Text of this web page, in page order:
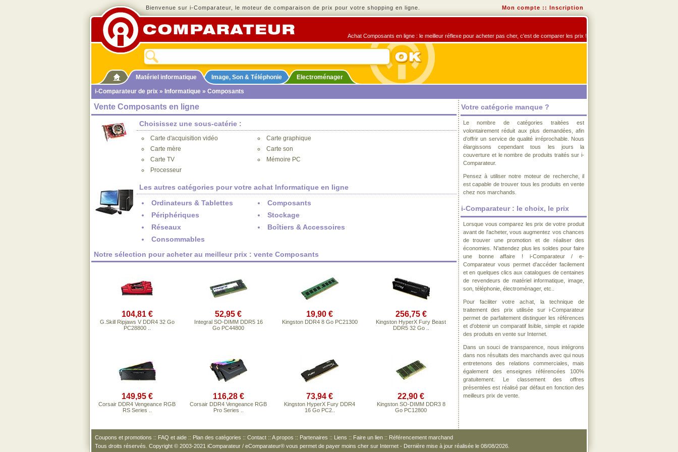
Bienvenue sur i-Comparateur, le moteur de comparaison de prix pour votre shopping en ligne. Mon compte :: Inscription
Achat Composants en ligne : le meilleur réflexe pour acheter pas cher, c'est de comparer les prix !
Matériel informatique Image, Son & Téléphonie
Electroménager
i-Comparateur de prix » Informatique » Composants
Vente Composants en ligne
Choisissez une sous-catérie :
Carte d'acquisition vidéo
Carte graphique
Carte mère
Carte son
Carte TV
Mémoire PC
Processeur
Les autres catégories pour votre achat Informatique en ligne
Ordinateurs & Tablettes
Composants
Périphériques
Stockage
Réseaux
Boîtiers & Accessoires
Consommables
Notre sélection pour acheter au meilleur prix : vente Composants
104,81 €
G.Skill Ripjaws V DDR4 32 Go
PC28800 ..
52,95 €
Integral SO-DIMM DDR5 16
Go PC44800
19,90 €
Kingston DDR4 8 Go PC21300
256,75 €
Kingston HyperX Fury Beast
DDR5 32 Go ..
149,95 €
Corsair DDR4 Vengeance RGB
RS Series ..
116,28 €
Corsair DDR4 Vengeance RGB
Pro Series ..
73,94 €
Kingston HyperX Fury DDR4
16 Go PC2..
22,90 €
Kingston SO-DIMM DDR3 8
Go PC12800
Votre catégorie manque ?
Le nombre de catégories traitées est
volontairement réduit aux plus demandées, afin
d’offrir un service de qualité irréprochable. Nous
élargissons cependant tous les jours la
couverture et le nombre de produits traités sur i-
Comparateur.
Pensez à utiliser notre moteur de recherche, il
est capable de trouver tous les produits en vente
chez nos marchands.
i-Comparateur : le choix, le prix
Lorsque vous comparez les prix de votre produit
avant de l'acheter, vous augmentez vos chances
de trouver une promotion et de réaliser des
économies. N'attendez plus les soldes pour faire
une bonne affaire ! i-Comparateur / e-
Comparateur vous permet d'accéder facilement
et en quelques clics aux catalogues de centaines
de revendeurs de matériel informatique, image,
son, téléphonie, électroménager, etc..
Pour faciliter votre achat, la technique de
traitement des prix utilisée sur i-Comparateur
permet de parfaitement distinguer les références
et d'obtenir un comparatif lisible, simple et rapide
des produits en vente sur Internet.
Dans un souci de transparence, nous intégrons
dans nos résultats des marchands avec qui nous
entretenons des relations commerciales, mais
également des enseignes référencées 100%
gratuitement. Le classement des offres
présentées est réalisé par défaut en fonction des
meilleurs prix de vente.
Coupons et promotions :: FAQ et aide :: Plan des catégories :: Contact :: A propos :: Partenaires :: Liens :: Faire un lien :: Référencement marchand
Tous droits réservés. Copyright © 2003-2021 iComparateur / eComparateur® vous permet de payer moins cher sur Internet - Dernière mise à jour réalisée le 08/08/2026.